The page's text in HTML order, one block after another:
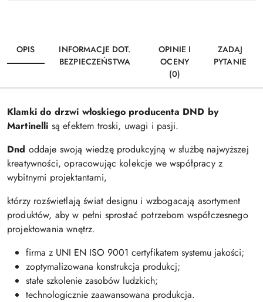
OPIS
INFORMACJE DOT.
BEZPIECZEŃSTWA
OPINIE I
OCENY
(0)
ZADAJ
PYTANIE
Klamki do drzwi włoskiego producenta DND by
Martinelli są efektem troski, uwagi i pasji.
Dnd oddaje swoją wiedzę produkcyjną w służbę najwyższej
kreatywności, opracowując kolekcje we współpracy z
wybitnymi projektantami,
którzy rozświetlają świat designu i wzbogacają asortyment
produktów, aby w pełni sprostać potrzebom współczesnego
projektowania wnętrz.
firma z UNI EN ISO 9001 certyfikatem systemu jakości;
zoptymalizowana konstrukcja produkcj;
stałe szkolenie zasobów ludzkich;
technologicznie zaawansowana produkcja.